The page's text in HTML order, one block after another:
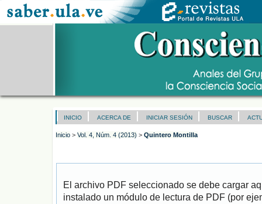
INICIO ACERCA DE INICIAR SESIÓN BUSCAR
Inicio > Vol. 4, Núm. 4 (2013) > Quintero Montilla
El archivo PDF seleccionado se debe cargar
instalado un módulo de lectura de PDF (por